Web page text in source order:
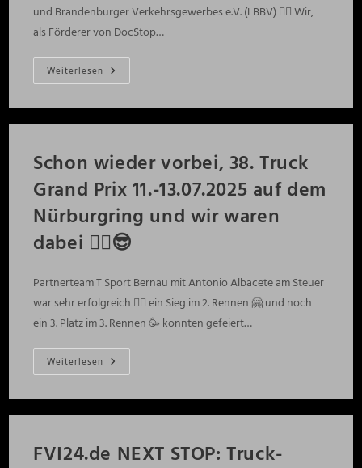
und Brandenburger Verkehrsgewerbes e.V. (LBBV) 👍🏻 Wir,
als Förderer von DocStop…
Weiterlesen FVI24.de
NEXT
31.07.2025
Für
Raststätte
Berstetal
✌🏻
Schon wieder vorbei, 38. Truck
Grand Prix 11.-13.07.2025 auf dem
Nürburgring und wir waren
dabei ✌🏻😎
Partnerteam T Sport Bernau mit Antonio Albacete am Steuer
war sehr erfolgreich ✌🏻 ein Sieg im 2. Rennen 🤗 und noch
ein 3. Platz im 3. Rennen 🥳 konnten gefeiert…
Weiterlesen Schon
Wieder
38.
Grand
Auf
Dem
FVI24.de NEXT STOP: Truck-